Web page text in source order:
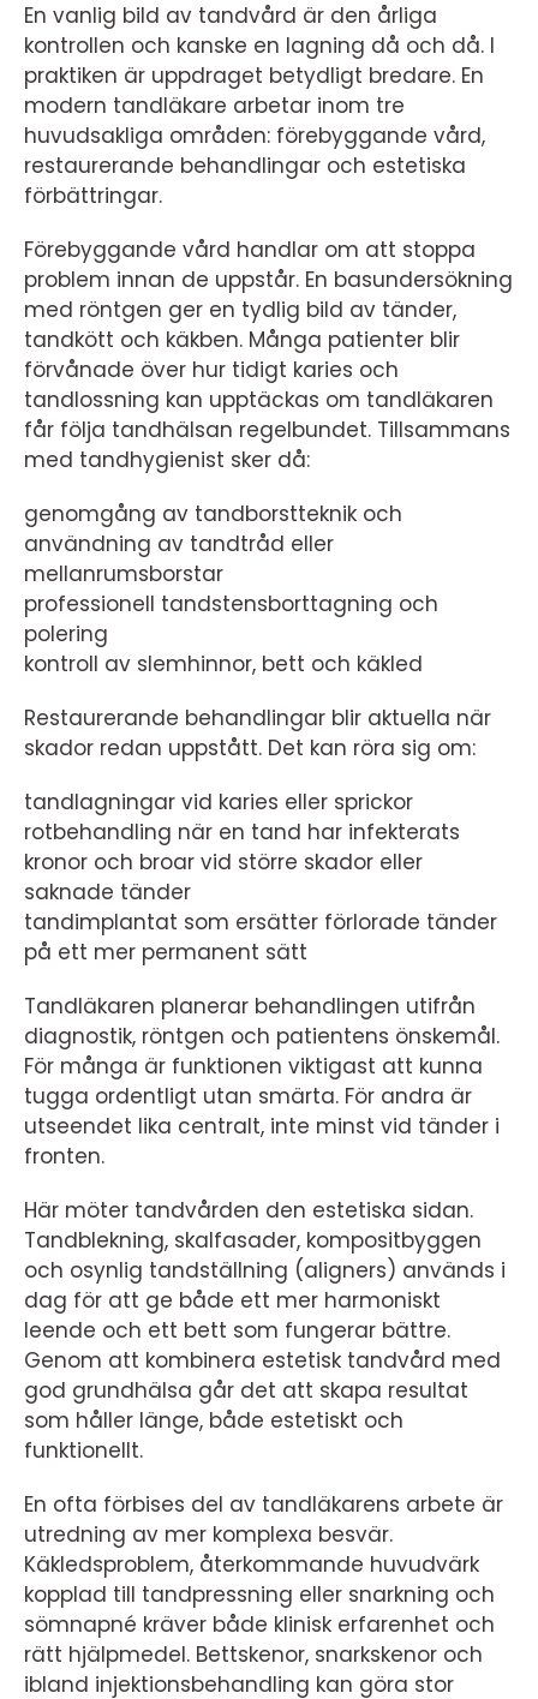
En vanlig bild av tandvård är den årliga
kontrollen och kanske en lagning då och då. I
praktiken är uppdraget betydligt bredare. En
modern tandläkare arbetar inom tre
huvudsakliga områden: förebyggande vård,
restaurerande behandlingar och estetiska
förbättringar.
Förebyggande vård handlar om att stoppa
problem innan de uppstår. En basundersökning
med röntgen ger en tydlig bild av tänder,
tandkött och käkben. Många patienter blir
förvånade över hur tidigt karies och
tandlossning kan upptäckas om tandläkaren
får följa tandhälsan regelbundet. Tillsammans
med tandhygienist sker då:
genomgång av tandborstteknik och
användning av tandtråd eller
mellanrumsborstar
professionell tandstensborttagning och
polering
kontroll av slemhinnor, bett och käkled
Restaurerande behandlingar blir aktuella när
skador redan uppstått. Det kan röra sig om:
tandlagningar vid karies eller sprickor
rotbehandling när en tand har infekterats
kronor och broar vid större skador eller
saknade tänder
tandimplantat som ersätter förlorade tänder
på ett mer permanent sätt
Tandläkaren planerar behandlingen utifrån
diagnostik, röntgen och patientens önskemål.
För många är funktionen viktigast att kunna
tugga ordentligt utan smärta. För andra är
utseendet lika centralt, inte minst vid tänder i
fronten.
Här möter tandvården den estetiska sidan.
Tandblekning, skalfasader, kompositbyggen
och osynlig tandställning (aligners) används i
dag för att ge både ett mer harmoniskt
leende och ett bett som fungerar bättre.
Genom att kombinera estetisk tandvård med
god grundhälsa går det att skapa resultat
som håller länge, både estetiskt och
funktionellt.
En ofta förbises del av tandläkarens arbete är
utredning av mer komplexa besvär.
Käkledsproblem, återkommande huvudvärk
kopplad till tandpressning eller snarkning och
sömnapné kräver både klinisk erfarenhet och
rätt hjälpmedel. Bettskenor, snarkskenor och
ibland injektionsbehandling kan göra stor